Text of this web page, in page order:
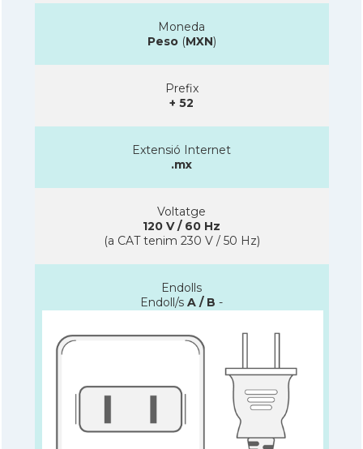
Moneda
Peso(MXN)
Prefix
+ 52
Extensió Internet
.mx
Voltatge
120 V / 60 Hz
(a CAT tenim 230 V / 50 Hz)
Endolls
Endoll/s A / B -